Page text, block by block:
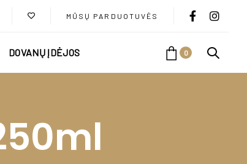
MŪSŲ PARDUOTUVĖS
DOVANŲ ĮDĖJOS 0